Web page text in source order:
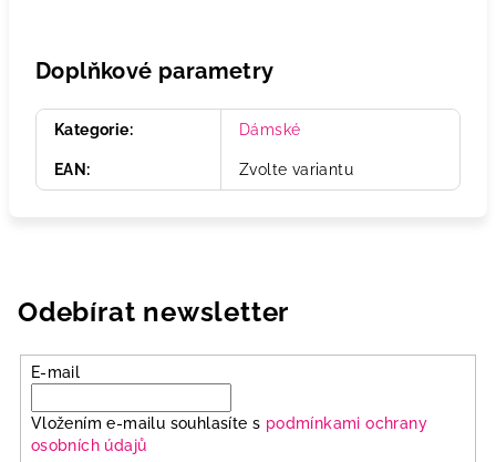
Doplňkové parametry
Kategorie: Dámské
EAN : Zvolte variantu
Odebírat newsletter
E-mail
Vložením e-mailu souhlasíte s podmínkami ochrany
osobních údajů